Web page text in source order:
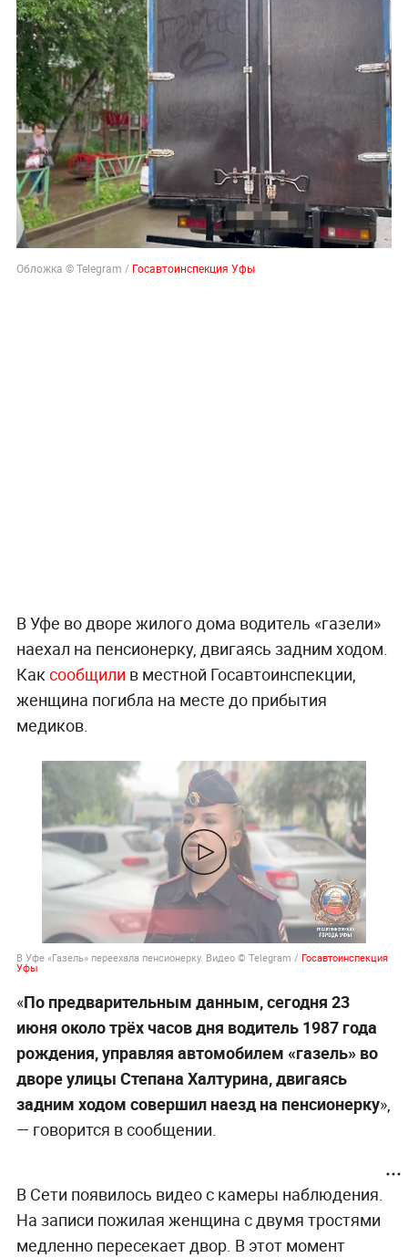
Обложка © Telegram / Госавтоинспекция Уфы
В Уфе во дворе жилого дома водитель «газели»
наехал на пенсионерку, двигаясь задним ходом.
Каксообщили в местной Госавтоинспекции,
женщина погибла на месте до прибытия
медиков.
В Уфе «Газель» переехала пенсионерку. Видео © Telegram / Госавтоинспекция
Уфы
«По предварительным данным, сегодня 23
июня около трёх часов дня водитель 1987 года
рождения, управляя автомобилем «газель» во
дворе улицы Степана Халтурина, двигаясь
задним ходом совершил наезд на пенсионерку»,
— говорится в сообщении.
В Сети появилось видео с камеры наблюдения.
На записи пожилая женщина с двумя тростями
медленно пересекает двор. В этот момент